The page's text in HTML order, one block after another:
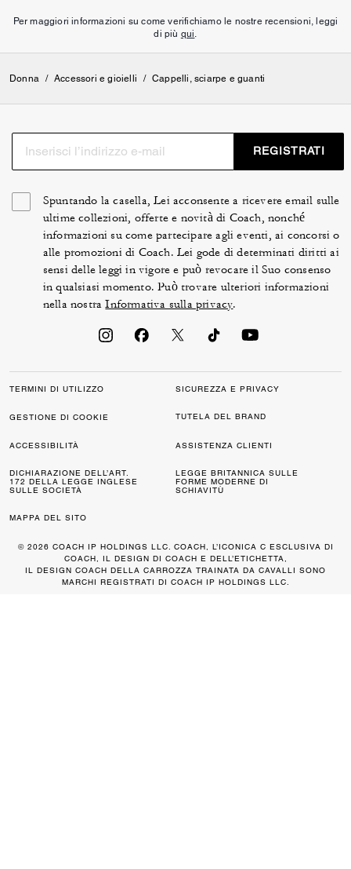
Per maggiori informazioni su come verifichiamo le nostre recensioni, leggi
di più qui
Donna / Accessori e gioielli / Cappelli, sciarpe e guanti
REGISTRATI
Spuntando la casella, Lei acconsente a ricevere email sulle
ultime collezioni, offerte e novità di Coach, nonché
informazioni su come partecipare agli eventi, ai concorsi o
alle promozioni di Coach. Lei gode di determinati diritti ai
sensi delle leggi in vigore e può revocare il Suo consenso
in qualsiasi momento. Può trovare ulteriori informazioni
nella nostraInformativa sulla privacy.
TERMINI DI UTILIZZO SICUREZZA E PRIVACY
GESTIONE DI COOKIE TUTELA DEL BRAND
ACCESSIBILITÀ ASSISTENZA CLIENTI
DICHIARAZIONE DELL’ART.
172 DELLA LEGGE INGLESE
SULLE SOCIETÀ
LEGGE BRITANNICA SULLE
FORME MODERNE DI
SCHIAVITÙ
MAPPA DEL SITO
© 2026 COACH IP HOLDINGS LLC. COACH, L’ICONICA C ESCLUSIVA DI
COACH, IL DESIGN DI COACH E DELL’ETICHETTA,
IL DESIGN COACH DELLA CARROZZA TRAINATA DA CAVALLI SONO
MARCHI REGISTRATI DI COACH IP HOLDINGS LLC.